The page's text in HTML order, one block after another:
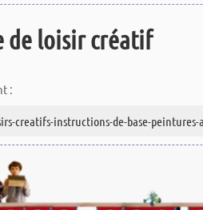
de loisir créatif
: